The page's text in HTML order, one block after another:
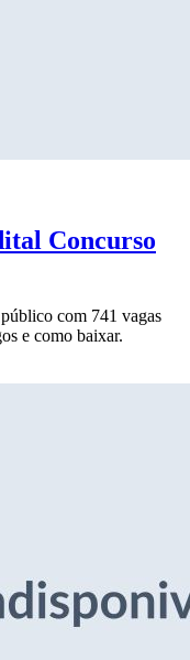
Concurso
com 741 vagas
e como baixar.